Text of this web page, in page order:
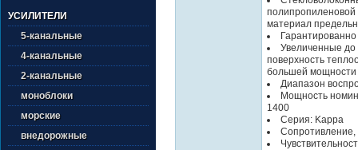
УСИЛИТЕЛИ
5-канальные
4-канальные
2-канальные
моноблоки
морские
внедорожные
материал
Увеличенные до
поверхность
большей мощности
Диапазон
Мощность
1400
Серия: Kappa